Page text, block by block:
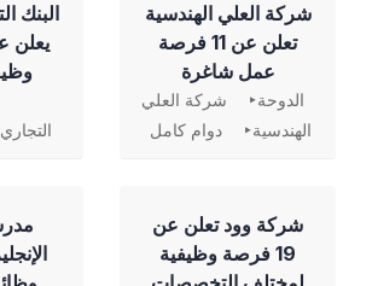
شركة العلي الهندسية
تعلن عن 11 فرصة
عمل شاغرة
الدوحة
شركة العلي
الهندسية
دوام كامل
‏البنك
التجاري
شركة وود تعلن عن
19 فرصة وظيفية